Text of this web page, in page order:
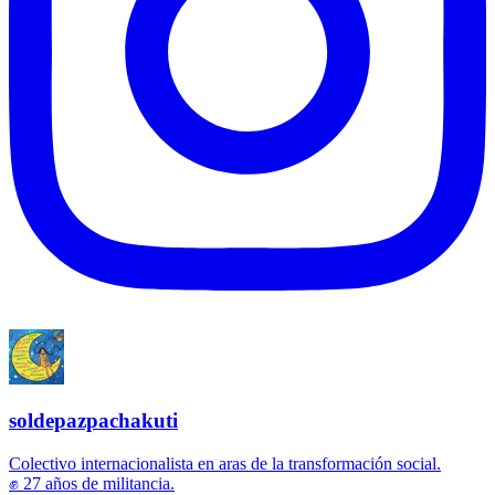
soldepazpachakuti
Colectivo internacionalista en aras de la transformación social.
✊ 27 años de militancia.